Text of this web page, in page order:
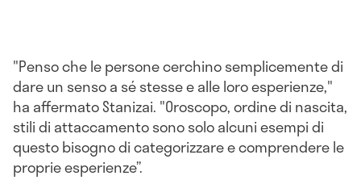
"Penso che le persone cerchino semplicemente di
dare un senso a sé stesse e alle loro esperienze,"
ha affermato Stanizai. "Oroscopo, ordine di nascita,
stili di attaccamento sono solo alcuni esempi di
questo bisogno di categorizzare e comprendere le
proprie esperienze”.